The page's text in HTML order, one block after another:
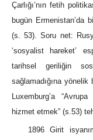
Çarlığı’nın fetih
bugün Ermenistan’da
(s. 53). Soru net:
‘sosyalist hareket’
tarihsel geriliğin
sağlamadığına
Luxemburg’a
hizmet etmek” (s.53)
1896 Girit